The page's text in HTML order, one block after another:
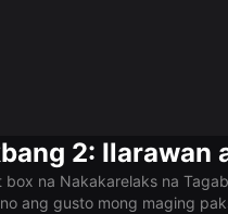
2: Ilarawan
box na Nakakarelaks na
ang gusto mong maging